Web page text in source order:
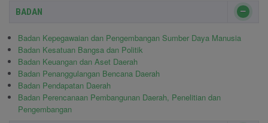
BADAN
Badan Kepegawaian dan Pengembangan Sumber Daya Manusia
Badan Kesatuan Bangsa dan Politik
Badan Keuangan dan Aset Daerah
Badan Penanggulangan Bencana Daerah
Badan Pendapatan Daerah
Badan Perencanaan Pembangunan Daerah, Penelitian dan
Pengembangan